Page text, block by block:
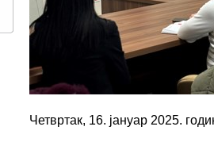
Четвртак, 16. јануар 2025.